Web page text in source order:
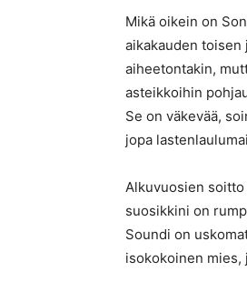
Mikä oikein on
aikakauden
aiheetontakin,
asteikkoihin
Se on väkevää,
jopa
Alkuvuosien
suosikkini on
Soundi on
isokokoinen mies,